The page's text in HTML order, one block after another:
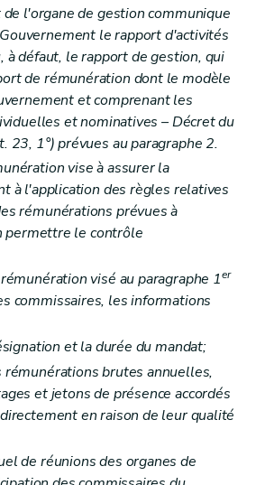
l'organe de gestion communique
le rapport d'activités
à défaut, le rapport de gestion, qui
de rémunération dont le modèle
et comprenant les
et nominatives – Décret du
23, 1°) prévues au paragraphe 2.
vise à assurer la
à l'application des règles relatives
rémunérations prévues à
permettre le contrôle
visé au paragraphe 1er
commissaires, les informations
et la durée du mandat;
rémunérations brutes annuelles,
et jetons de présence accordés
en raison de leur qualité
de réunions des organes de